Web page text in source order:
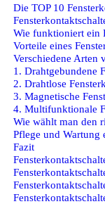
Die TOP 10
Wie funktioniert ein
Vorteile eines
Verschiedene Arten
1. Drahtgebundene
2. Drahtlose
3. Magnetische
4. Multifunktionale
Wie wählt man den
Pflege und Wartung
Fazit